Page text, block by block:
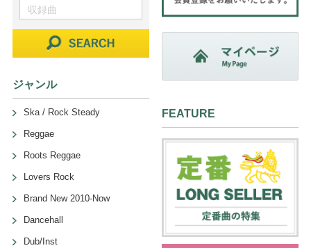
ジャンル
Ska / Rock Steady
Reggae
Roots Reggae
Lovers Rock
Brand New 2010-Now
Dancehall
Dub/Inst
FEATURE